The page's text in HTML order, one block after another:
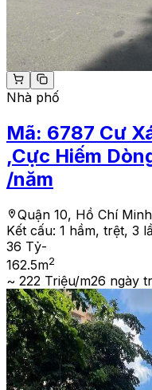
Nhà phố
Mã: 6787 Cư
,Cực Hiếm
/năm
Quận 10, Hồ Chí Minh
Kết cấu: 1 hầm, trệt, 3
36 Tỷ-
162.5m2
~ 222 Triệu/m26 ngày